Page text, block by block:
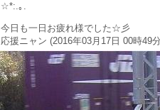
☆*:.｡.
今日も一日お疲れ様でした☆彡
応援ニャン (2016年03月17日 00時49